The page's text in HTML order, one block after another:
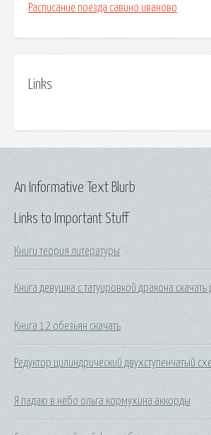
Расписание поезда савино иваново
Links
Links to Important Stuff
Книги теория литературы
Книга девушка с татуировкой дракона скачать
Книга 12 обезьян скачать
Редуктор цилиндрический двухступенчатый
Я падаю в небо ольга кормухина аккорды
An Informative Text Blurb